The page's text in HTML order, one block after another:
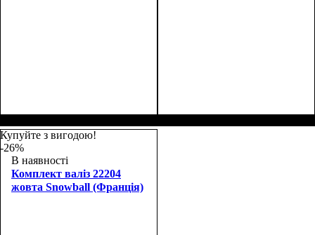
Купуйте з вигодою!
-26%
В наявності
Комплект валіз 22204
жовта Snowball (Франція)